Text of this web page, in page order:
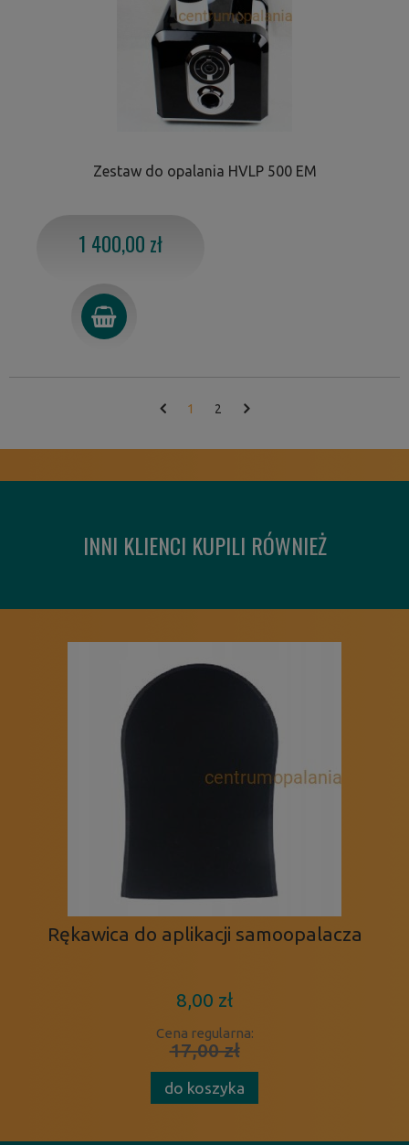
Zestaw do opalania HVLP 500 EM
1 400,00 zł
1 2
INNI KLIENCI KUPILI RÓWNIEŻ
Rękawica do aplikacji samoopalacza
8,00 zł
Cena regularna:
17,00 zł
do koszyka